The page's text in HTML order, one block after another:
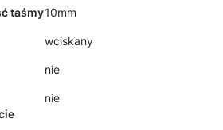
taśmy10mm
wciskany
nie
nie